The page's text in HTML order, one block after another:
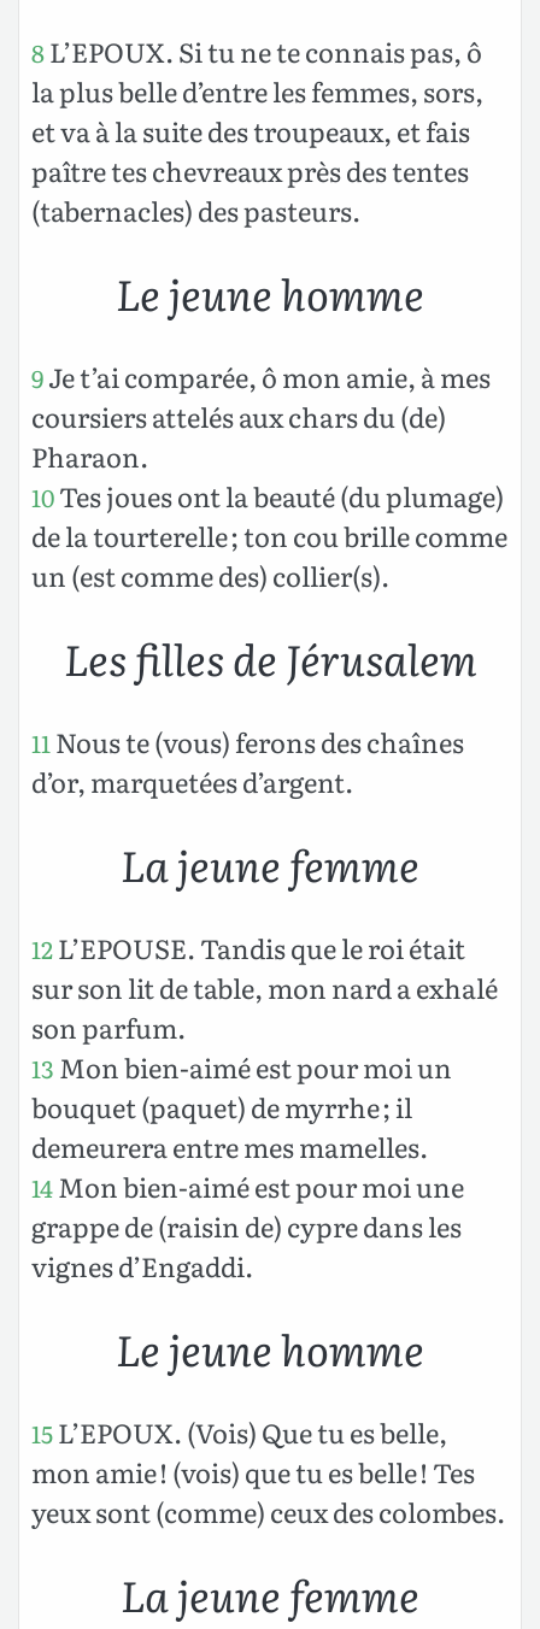
8L’EPOUX. Si tu ne te connais pas, ô
la plus belle d’entre les femmes, sors,
et va à la suite des troupeaux, et fais
paître tes chevreaux près des tentes
(tabernacles) des pasteurs.
Le jeune homme
9Je t’ai comparée, ô mon amie, à mes
coursiers attelés aux chars du (de)
Pharaon.
10Tes joues ont la beauté (du plumage)
de la tourterelle ; ton cou brille comme
un (est comme des) collier(s).
Les filles de Jérusalem
11 Nous te (vous) ferons des chaînes
d’or, marquetées d’argent.
La jeune femme
12L’EPOUSE. Tandis que le roi était
sur son lit de table, mon nard a exhalé
son parfum.
13 Mon bien-aimé est pour moi un
bouquet (paquet) de myrrhe ; il
demeurera entre mes mamelles.
14Mon bien-aimé est pour moi une
grappe de (raisin de) cypre dans les
vignes d’Engaddi.
Le jeune homme
15L’EPOUX. (Vois) Que tu es belle,
mon amie ! (vois) que tu es belle ! Tes
yeux sont (comme) ceux des colombes.
La jeune femme